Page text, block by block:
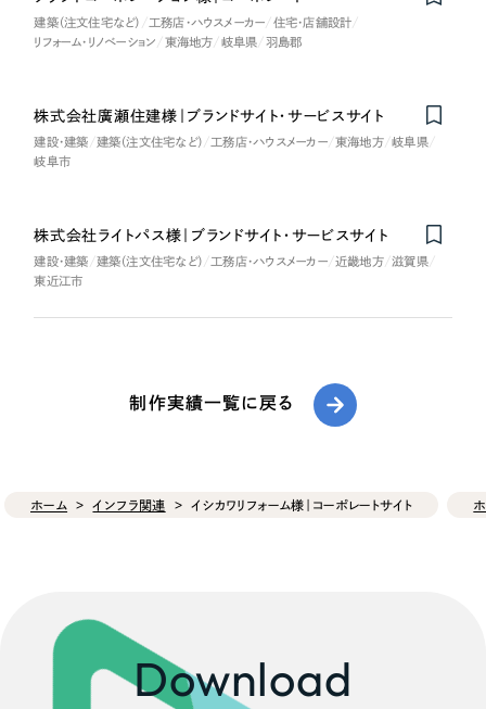
建築（注文住宅など） 工務店・ハウスメーカー
住宅・店舗設計
リフォーム・リノベーション
東海地方 岐阜県 羽島郡
株式会社廣瀬住建様｜ブランドサイト・サービスサイト
建設・建築 建築（注文住宅など） 工務店・ハウスメーカー 東海地方
岐阜県
岐阜市
株式会社ライトパス様｜ブランドサイト・サービスサイト
建設・建築 建築（注文住宅など） 工務店・ハウスメーカー 近畿地方
滋賀県
東近江市
制作実績一覧に戻る
ホーム インフラ関連 イシカワリフォーム様｜コーポレートサイト
Download